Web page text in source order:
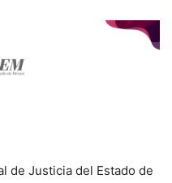
de Justicia del Estado de